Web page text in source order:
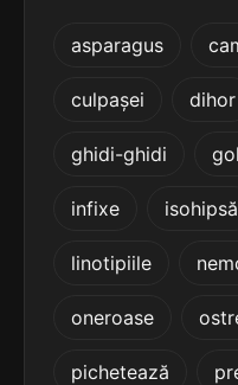
frenesie
pardesie
precesie
asparagus
culpașei dihor
ghidi-ghidi
infixe isohipsă
linotipiile
oneroase
pichetează